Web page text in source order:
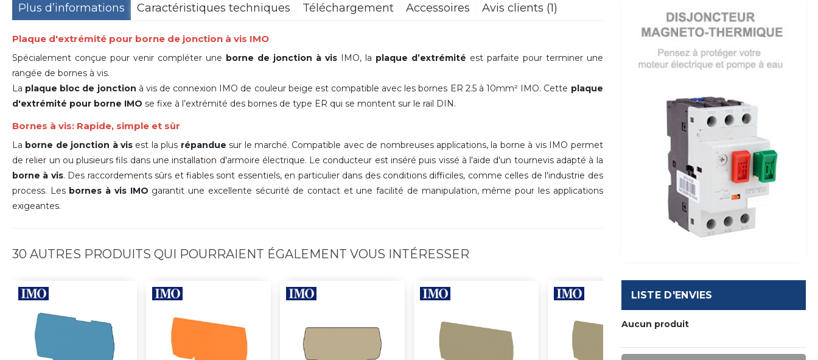
Plus d’informations Caractéristiques techniques Téléchargement Accessoires Avis clients (1)
Plaque d'extrémité pour borne de jonction à vis IMO
Spécialement conçue pour venir compléter une borne de jonction à visIMO, la plaque d’extrémité est parfaite pour terminer une
rangée de bornes à vis.
La plaque bloc de jonction à vis de connexion IMO de couleur beige est compatible avec les bornes ER 2.5 à 10mm² IMO. Cette plaque
d'extrémité pour borne IMO se fixe à l’extrémité des bornes de type ER qui se montent sur le rail DIN.
Bornes à vis: Rapide, simple et sûr
La borne de jonction à vis est la plus répanduesur le marché. Compatible avec de nombreuses applications, la borne à vis IMO permet
de relier un ou plusieurs fils dans une installation d'armoire électrique. Le conducteur est inséré puis vissé à l'aide d'un tournevis adapté à la
borne à vis. Des raccordements sûrs et fiables sont essentiels, en particulier dans des conditions difficiles, comme celles de l'industrie des
process. Les bornes à vis IMO garantit une excellente sécurité de contact et une facilité de manipulation, même pour les applications
exigeantes.
30 AUTRES PRODUITS QUI POURRAIENT ÉGALEMENT VOUS INTÉRESSER
LISTE D'ENVIES
Aucun produit